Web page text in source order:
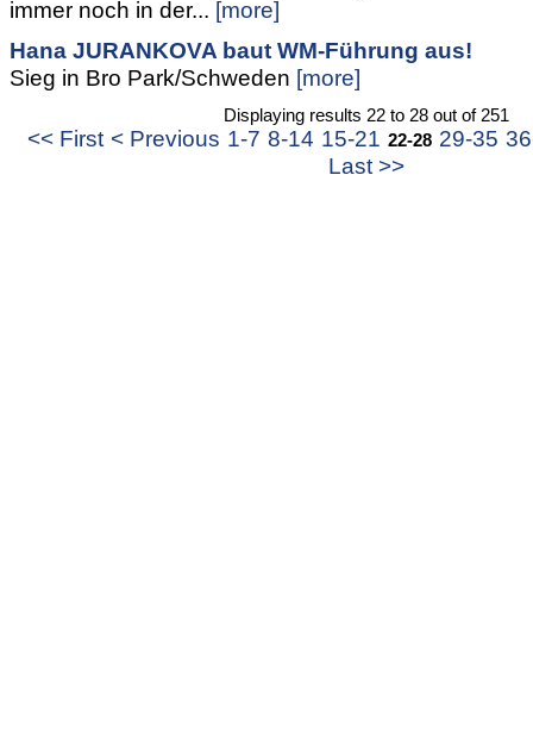
immer noch in der... [more]
Hana JURANKOVA baut WM-Führung aus!
Sieg in Bro Park/Schweden [more]
Displaying results 22 to 28 out of 251
<< First < Previous 1-7 8-14 15-21 22-28 29-35
Last >>